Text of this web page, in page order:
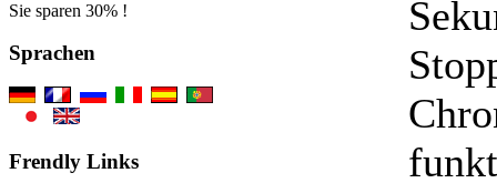
Sie sparen 30% !
Sprachen
Frendly Links